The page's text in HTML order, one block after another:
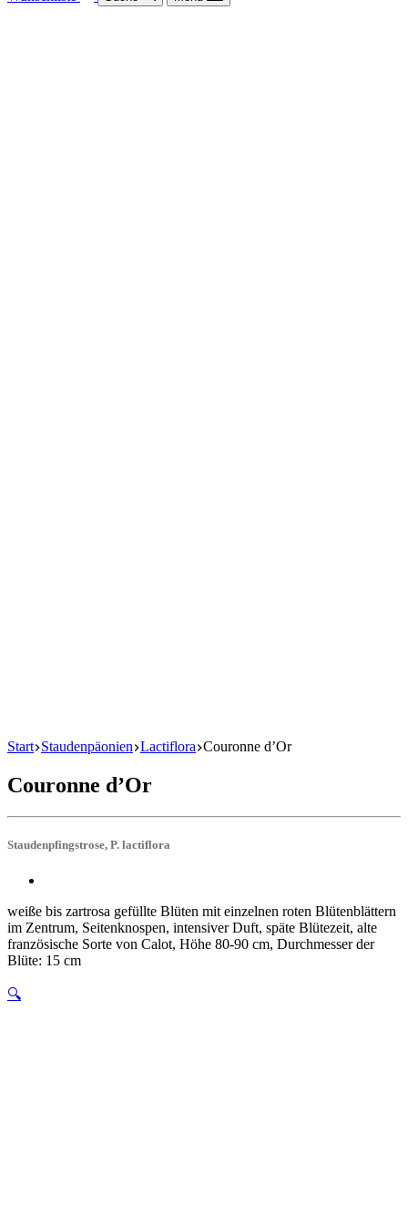
Start Staudenpäonien Lactiflora Couronne d’Or
Couronne d’Or
Staudenpfingstrose, P. lactiflora
weiße bis zartrosa gefüllte Blüten mit einzelnen roten Blütenblättern
im Zentrum, Seitenknospen, intensiver Duft, späte Blütezeit, alte
französische Sorte von Calot, Höhe 80-90 cm, Durchmesser der
Blüte: 15 cm
🔍